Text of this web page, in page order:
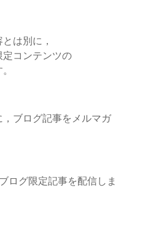
は別に，
コンテンツの
ブログ記事をメルマガ
ログ限定記事を配信しま